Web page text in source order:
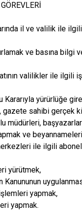
il ve valilik ile
ve basına bilgi
valilikler ile ilgili
yürürlüğe
gazete sahibi gerçek
başyazarları
ve
ile ilgili
yürütmek,
Kanununun
yapmak,
yapmak.